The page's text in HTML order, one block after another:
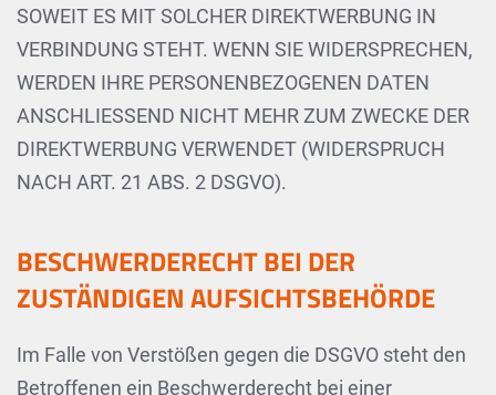
SOWEIT ES MIT SOLCHER DIREKTWERBUNG IN
VERBINDUNG STEHT. WENN SIE WIDERSPRECHEN,
WERDEN IHRE PERSONENBEZOGENEN DATEN
ANSCHLIESSEND NICHT MEHR ZUM ZWECKE DER
DIREKTWERBUNG VERWENDET (WIDERSPRUCH
NACH ART. 21 ABS. 2 DSGVO).
BESCHWERDERECHT BEI DER
ZUSTÄNDIGEN AUFSICHTSBEHÖRDE
Im Falle von Verstößen gegen die DSGVO steht den
Betroffenen ein Beschwerderecht bei einer